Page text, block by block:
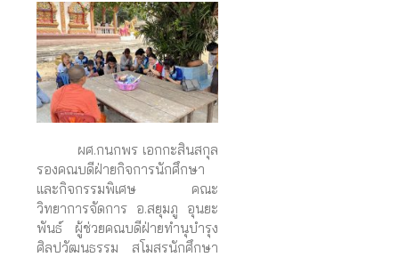
ผศ.กนกพร เอกกะสินสกุล
รองคณบดีฝ่ายกิจการนักศึกษา
และกิจกรรมพิเศษ คณะ
วิทยาการจัดการ อ.สยุมภู อุนยะ
พันธ์ ผู้ช่วยคณบดีฝ่ายทำนุบำรุง
ศิลปวัฒนธรรม สโมสรนักศึกษา